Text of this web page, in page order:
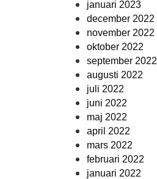
januari 2023
december 2022
november 2022
oktober 2022
september 2022
augusti 2022
juli 2022
juni 2022
maj 2022
april 2022
mars 2022
februari 2022
januari 2022